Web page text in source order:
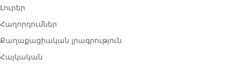
Լուրեր
Հաղորդումներ
Քաղաքացիական լրագրություն
Հայկական